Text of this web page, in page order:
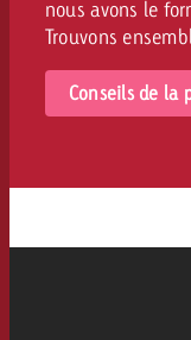
nous avons le
Trouvons
Conseils de la